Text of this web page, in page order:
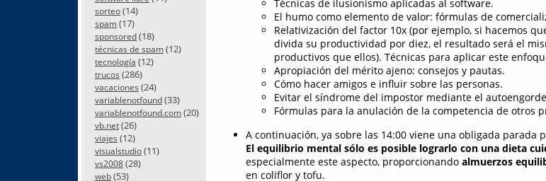
sorteo(14)
spam(17)
sponsored(18)
técnicas de spam(12)
tecnología (12)
trucos (286)
vacaciones (24)
variablenotfound(33)
variablenotfound.com(20)
vb.net(26)
viajes (12)
visualstudio(11)
vs2008(28)
web(53)
Técnicas de ilusionismo aplicadas al software.
El humo como elemento de valor: fórmulas de
Relativización del factor 10x (por ejemplo, si hacemos
divida su productividad por diez, el resultado será el
productivos que ellos). Técnicas para aplicar este
Apropiación del mérito ajeno: consejos y pautas.
Cómo hacer amigos e influir sobre las personas.
Evitar el síndrome del impostor mediante el
Fórmulas para la anulación de la competencia de otros
A continuación, ya sobre las 14:00 viene una obligada parada
El equilibrio mental sólo es posible lograrlo con una dieta
especialmente este aspecto, proporcionando almuerzos
en coliflor y tofu.